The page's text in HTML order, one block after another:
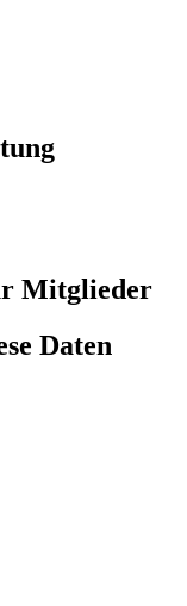
Mitglieder
Daten